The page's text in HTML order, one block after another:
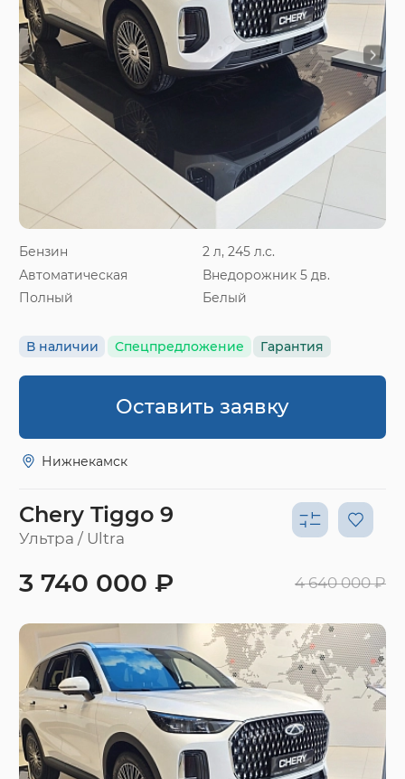
Бензин
2 л, 245 л.с.
Автоматическая
Внедорожник 5 дв.
Полный
Белый
В наличии Спецпредложение Гарантия
Оставить заявку
Нижнекамск
Chery Tiggo 9
Ультра / Ultra
3 740 000 ₽ 4 640 000 ₽